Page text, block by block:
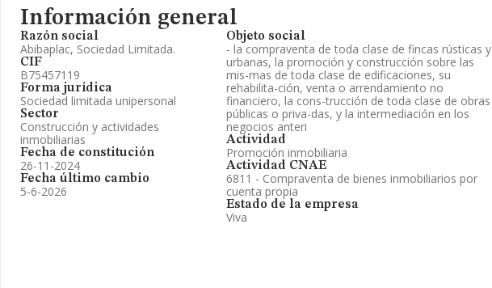
Información general
Razón social
Abibaplac, Sociedad Limitada.
CIF
B75457119
Forma jurídica
Sociedad limitada unipersonal
Sector
Construcción y actividades
inmobiliarias
Fecha de constitución
26-11-2024
Fecha último cambio
5-6-2026
Objeto social
- la compraventa de toda clase de fincas rústicas y
urbanas, la promoción y construcción sobre las
mis-mas de toda clase de edificaciones, su
rehabilita-ción, venta o arrendamiento no
financiero, la cons-trucción de toda clase de obras
públicas o priva-das, y la intermediación en los
negocios anteri
Actividad
Promoción inmobiliaria
Actividad CNAE
6811 - Compraventa de bienes inmobiliarios por
cuenta propia
Estado de la empresa
Viva